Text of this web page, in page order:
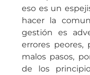
eso es un
hacer la
gestión es
errores
malos pasos,
de los